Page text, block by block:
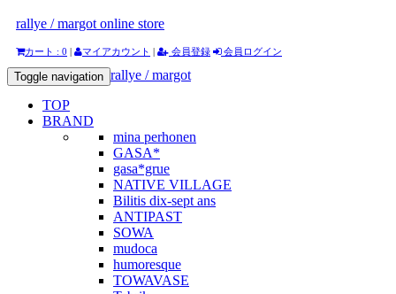
rallye / margot online store
カート : 0 | マイアカウント | 会員登録 会員ログイン
rallye / margot
Toggle navigation
TOP
BRAND
mina perhonen
GASA*
gasa*grue
NATIVE VILLAGE
Bilitis dix-sept ans
ANTIPAST
SOWA
mudoca
humoresque
TOWAVASE